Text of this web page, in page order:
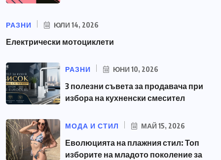
РАЗНИ ЮЛИ 14, 2026
Електрически мотоциклети
РАЗНИ ЮНИ 10, 2026
3 полезни съвета за продавача при
избора на кухненски смесител
МОДА И СТИЛ МАЙ 15, 2026
Еволюцията на плажния стил: Топ
изборите на младото поколение за